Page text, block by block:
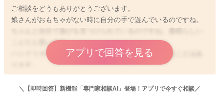
ご相談をどうもありがとうございます。
娘さんがおもちゃがない時に自分の手で遊んでいるのですね。
ことだと思います。
ハンドリガードは月齢が大きくなってからもみられることはあ
異常なことではありません。
アプリで回答を見る
＼【即時回答】新機能「専門家相談AI」登場！アプリで今すぐ相談／